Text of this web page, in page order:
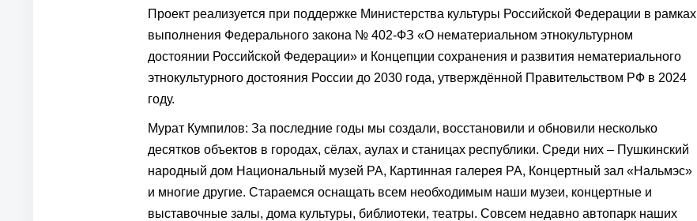
Проект реализуется при поддержке Министерства культуры Российской Федерации в рамках
выполнения Федерального закона № 402-ФЗ «О нематериальном этнокультурном
достоянии Российской Федерации» и Концепции сохранения и развития нематериального
этнокультурного достояния России до 2030 года, утверждённой Правительством РФ в 2024
году.
Мурат Кумпилов: За последние годы мы создали, восстановили и обновили несколько
десятков объектов в городах, сёлах, аулах и станицах республики. Среди них – Пушкинский
народный дом Национальный музей РА, Картинная галерея РА, Концертный зал «Нальмэс»
и многие другие. Стараемся оснащать всем необходимым наши музеи, концертные и
выставочные залы, дома культуры, библиотеки, театры. Совсем недавно автопарк наших